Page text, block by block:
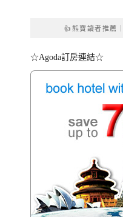
👍熊寶讀者推薦
☆Agoda訂房連結☆